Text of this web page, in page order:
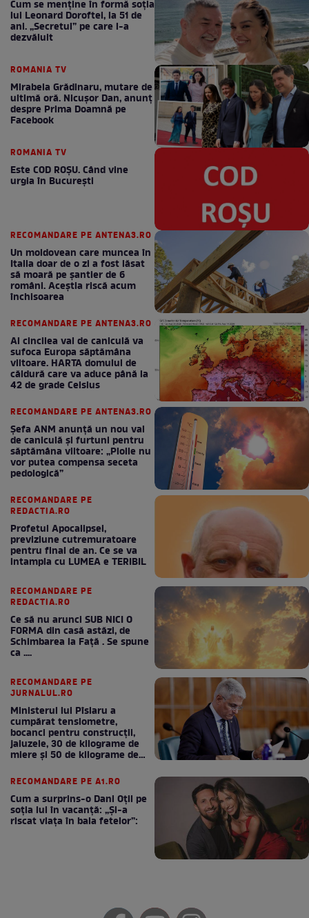
Cum se menţine în formă soţia
lui Leonard Doroftei, la 51 de
ani. „Secretul” pe care l-a
dezvăluit
ROMANIA TV
Mirabela Grădinaru, mutare de
ultimă oră. Nicuşor Dan, anunţ
despre Prima Doamnă pe
Facebook
ROMANIA TV
Este COD ROŞU. Când vine
urgia în Bucureşti
RECOMANDARE PE ANTENA3.RO
Un moldovean care muncea în
Italia doar de o zi a fost lăsat
să moară pe şantier de 6
români. Aceștia riscă acum
închisoarea
RECOMANDARE PE ANTENA3.RO
Al cincilea val de caniculă va
sufoca Europa săptămâna
viitoare. HARTA domului de
căldură care va aduce până la
42 de grade Celsius
RECOMANDARE PE ANTENA3.RO
Șefa ANM anunță un nou val
de caniculă și furtuni pentru
săptămâna viitoare: „Ploile nu
vor putea compensa seceta
pedologică”
RECOMANDARE PE
REDACTIA.RO
Profetul Apocalipsei,
previziune cutremuratoare
pentru final de an. Ce se va
intampla cu LUMEA e TERIBIL
RECOMANDARE PE
REDACTIA.RO
Ce să nu arunci SUB NICI O
FORMA din casă astăzi, de
Schimbarea la Față . Se spune
ca ....
RECOMANDARE PE
JURNALUL.RO
Ministerul lui Pîslaru a
cumpărat tensiometre,
bocanci pentru construcții,
jaluzele, 30 de kilograme de
miere și 50 de kilograme de
RECOMANDARE PE A1.RO
Cum a surprins-o Dani Oțil pe
soția lui în vacanță: „Și-a
riscat viața în baia fetelor”: